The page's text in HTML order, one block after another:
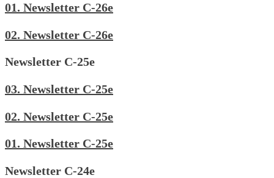
01. Newsletter C-26e
02. Newsletter C-26e
Newsletter C-25e
03. Newsletter C-25e
02. Newsletter C-25e
01. Newsletter C-25e
Newsletter C-24e